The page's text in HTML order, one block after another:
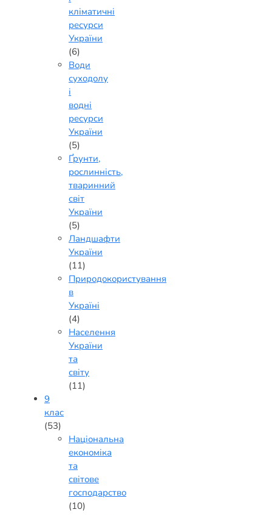
кліматичні
ресурси
України
(6)
Води
суходолу
і
водні
ресурси
України
(5)
Ґрунти,
рослинність,
тваринний
світ
України
(5)
Ландшафти
України
(11)
Природокористування
в
Україні
(4)
Населення
України
та
світу
(11)
9
клас
(53)
Національна
економіка
та
світове
господарство
(10)